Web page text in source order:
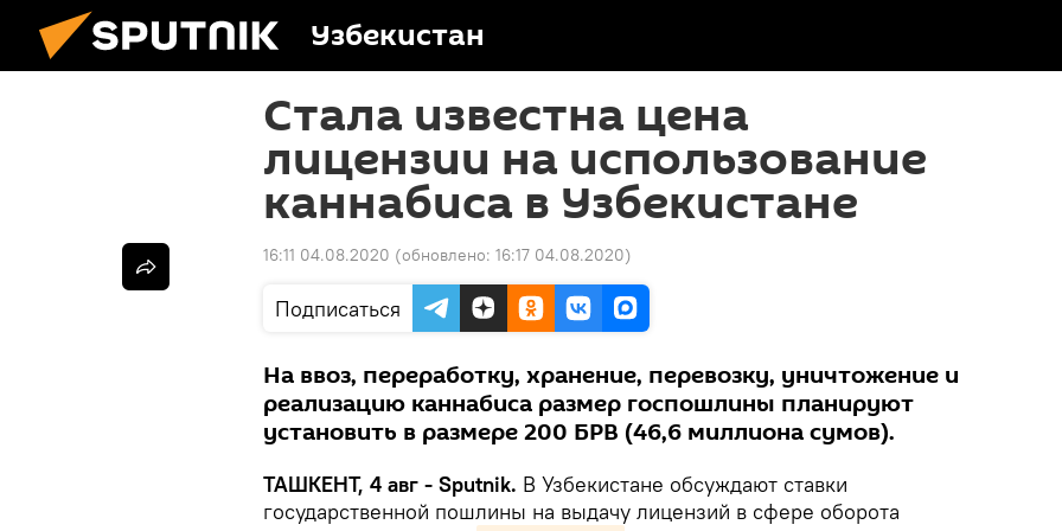
Узбекистан
Стала известна цена
лицензии на использование
каннабиса в Узбекистане
16:11 04.08.2020 (обновлено: 16:17 04.08.2020)
Подписаться
На ввоз, переработку, хранение, перевозку, уничтожение и
реализацию каннабиса размер госпошлины планируют
установить в размере 200 БРВ (46,6 миллиона сумов).
ТАШКЕНТ, 4 авг - Sputnik. В Узбекистане обсуждают ставки
государственной пошлины на выдачу лицензий в сфере оборота